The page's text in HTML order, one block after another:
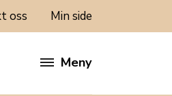
oss Min side
Meny